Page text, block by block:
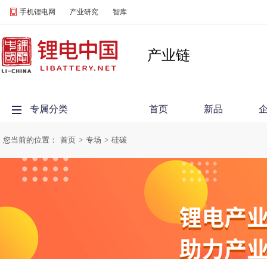
手机锂电网 产业研究 智库
产业链
专属分类 首页 新品
您当前的位置： 首页 > 专场 > 硅碳